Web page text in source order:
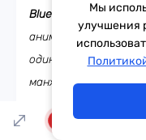
Blue Canna: Мой
анимацией был во
один курс по
манхва — это всё
аниматоры, — это
я прослушала одну
Мы
улучшения